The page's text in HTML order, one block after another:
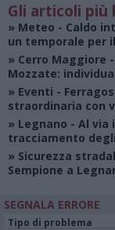
Gli articoli
» Meteo - Caldo
un temporale per
» Cerro Maggiore
Mozzate:
» Eventi -
straordinaria con
» Legnano - Al via
tracciamento
» Sicurezza
Sempione a
SEGNALA ERRORE
Tipo di problema